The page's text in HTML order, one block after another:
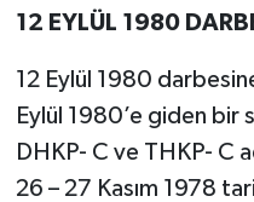
12 EYLÜL 1980
12 Eylül 1980
Eylül 1980’e giden bir
DHKP- C ve THKP- C
26 – 27 Kasım 1978